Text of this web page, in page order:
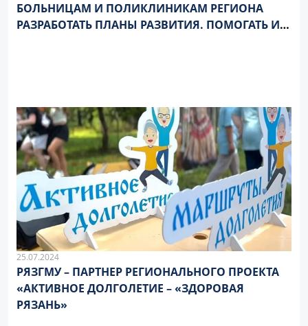
БОЛЬНИЦАМ И ПОЛИКЛИНИКАМ РЕГИОНА
РАЗРАБОТАТЬ ПЛАНЫ РАЗВИТИЯ. ПОМОГАТЬ ИМ
25.07.2024
РЯЗГМУ – ПАРТНЕР РЕГИОНАЛЬНОГО ПРОЕКТА
«АКТИВНОЕ ДОЛГОЛЕТИЕ – «ЗДОРОВАЯ
РЯЗАНЬ»